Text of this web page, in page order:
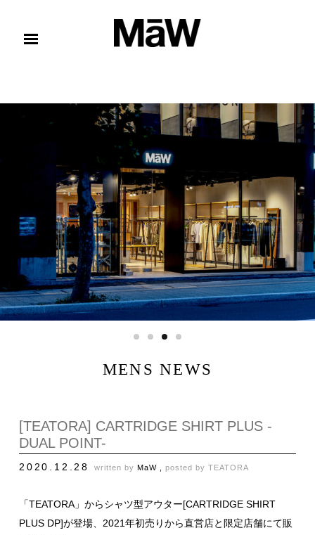
MENS NEWS
[TEATORA] CARTRIDGE SHIRT PLUS -
DUAL POINT-
2020.12.28 written by MaW , posted by TEATORA
「TEATORA」からシャツ型アウター[CARTRIDGE SHIRT
PLUS DP]が登場、2021年初売りから直営店と限定店舗にて販